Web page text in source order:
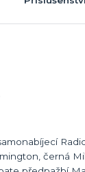
černá